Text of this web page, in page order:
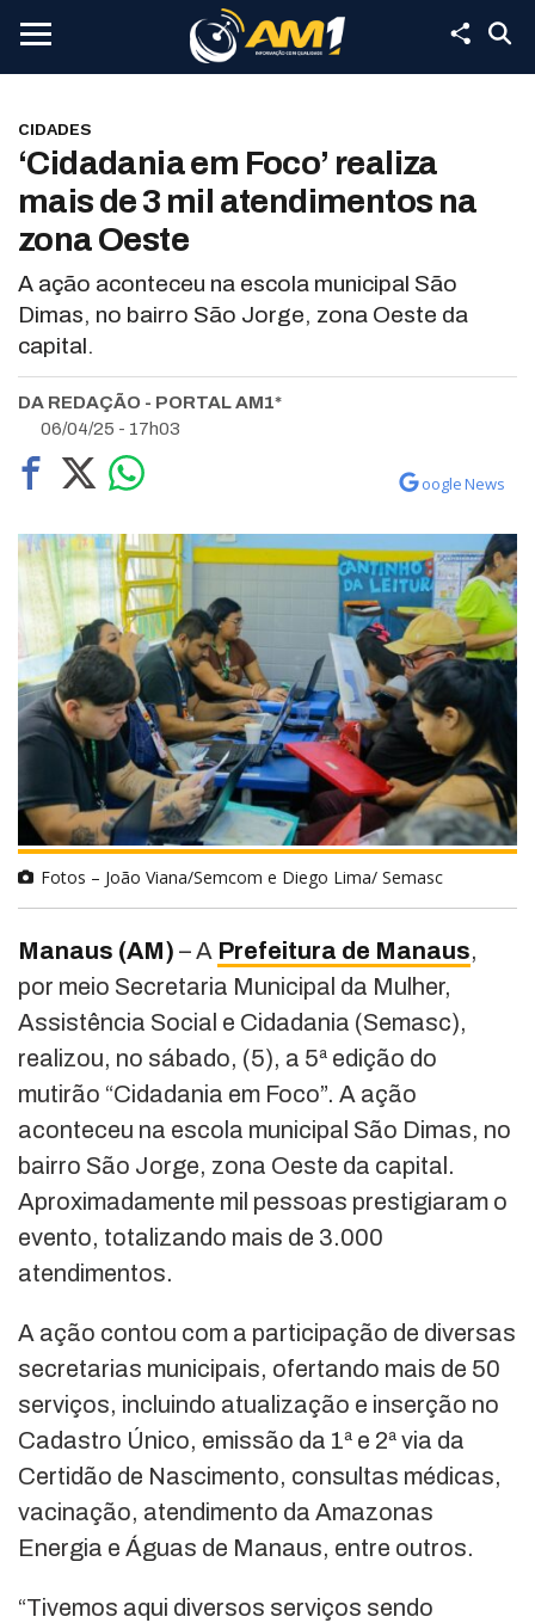
CIDADES
‘Cidadania em Foco’ realiza
mais de 3 mil atendimentos na
zona Oeste
A ação aconteceu na escola municipal São
Dimas, no bairro São Jorge, zona Oeste da
capital.
DA REDAÇÃO - PORTAL AM1*
06/04/25 - 17h03
oogle News
Fotos – João Viana/Semcom e Diego Lima/ Semasc
Manaus (AM) – A Prefeitura de Manaus,
por meio Secretaria Municipal da Mulher,
Assistência Social e Cidadania (Semasc),
realizou, no sábado, (5), a 5ª edição do
mutirão “Cidadania em Foco”. A ação
aconteceu na escola municipal São Dimas, no
bairro São Jorge, zona Oeste da capital.
Aproximadamente mil pessoas prestigiaram o
evento, totalizando mais de 3.000
atendimentos.
A ação contou com a participação de diversas
secretarias municipais, ofertando mais de 50
serviços, incluindo atualização e inserção no
Cadastro Único, emissão da 1ª e 2ª via da
Certidão de Nascimento, consultas médicas,
vacinação, atendimento da Amazonas
Energia e Águas de Manaus, entre outros.
“Tivemos aqui diversos serviços sendo